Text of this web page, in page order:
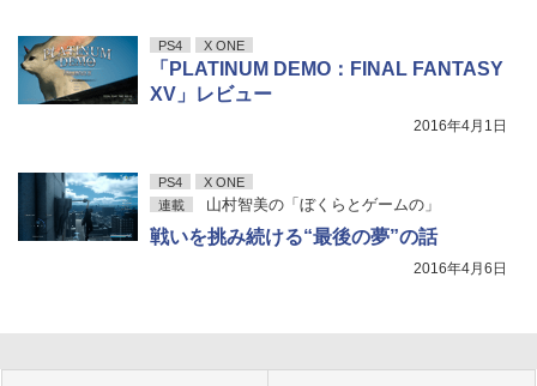
PS4 X ONE
「PLATINUM DEMO：FINAL FANTASY
XV」レビュー
2016年4月1日
PS4
X ONE
連載
山村智美の「ぼくらとゲームの」
戦いを挑み続ける“最後の夢”の話
2016年4月6日